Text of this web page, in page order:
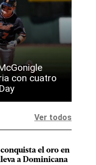
con cuatro
Ver todos
el oro en
a Dominicana